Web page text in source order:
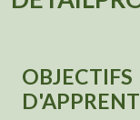
OBJECTIFS